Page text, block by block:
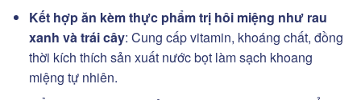
Kết hợp ăn kèm thực phẩm trị hôi miệng như rau
xanh và trái cây: Cung cấp vitamin, khoáng chất, đồng
thời kích thích sản xuất nước bọt làm sạch khoang
miệng tự nhiên.